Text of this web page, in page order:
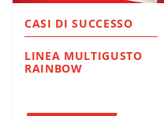
CASI DI SUCCESSO
LINEA MULTIGUSTO
RAINBOW